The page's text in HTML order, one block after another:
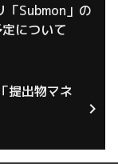
「Submon」の
について
提出物マネ